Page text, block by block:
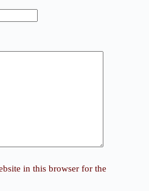
in this browser for the